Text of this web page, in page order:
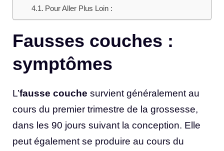
Pour Aller Plus Loin :
Fausses couches :
symptômes
L’fausse couche survient généralement au
cours du premier trimestre de la grossesse,
dans les 90 jours suivant la conception. Elle
peut également se produire au cours du